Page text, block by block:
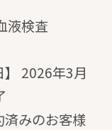
液検査
】 2026年3月
みのお客様